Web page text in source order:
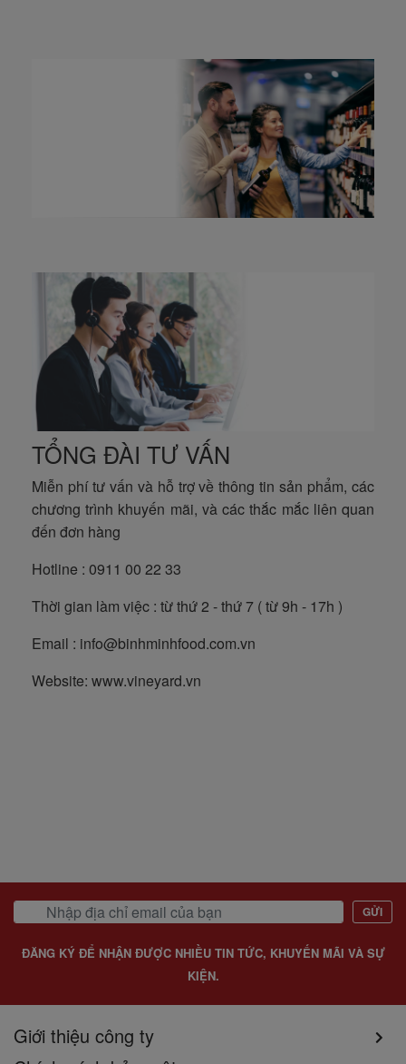
TỔNG ĐÀI TƯ VẤN
Miễn phí tư vấn và hỗ trợ về thông tin sản phẩm, các
chương trình khuyến mãi, và các thắc mắc liên quan
đến đơn hàng
Hotline : 0911 00 22 33
Thời gian làm việc : từ thứ 2 - thứ 7 ( từ 9h - 17h )
Email : info@binhminhfood.com.vn
Website: www.vineyard.vn
GỬI
ĐĂNG KÝ ĐỂ NHẬN ĐƯỢC NHIỀU TIN TỨC, KHUYẾN MÃI VÀ SỰ
KIỆN.
Giới thiệu công ty